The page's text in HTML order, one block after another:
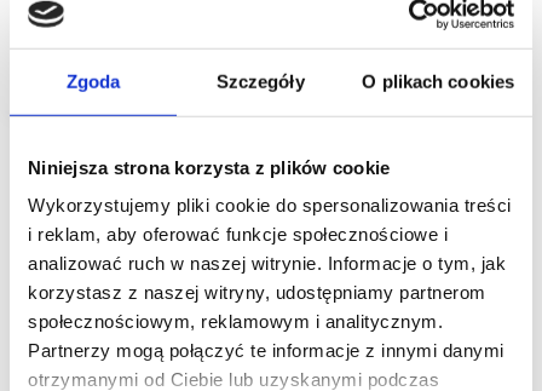
Zgoda Szczegóły O plikach cookies
Niniejsza strona korzysta z plików cookie
Wykorzystujemy pliki cookie do spersonalizowania treści
i reklam, aby oferować funkcje społecznościowe i
analizować ruch w naszej witrynie. Informacje o tym, jak
korzystasz z naszej witryny, udostępniamy partnerom
społecznościowym, reklamowym i analitycznym.
Partnerzy mogą połączyć te informacje z innymi danymi
otrzymanymi od Ciebie lub uzyskanymi podczas
nowych trendów i potrzeb klientów. Liczne relokacje